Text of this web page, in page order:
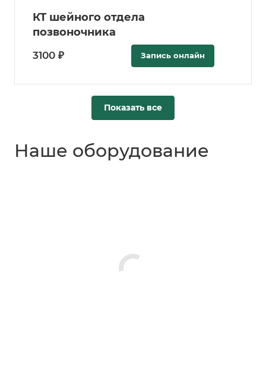
КТ шейного отдела
позвоночника
3100 ₽ Запись онлайн
Показать все
Наше оборудование